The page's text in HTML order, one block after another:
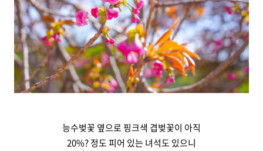
능수벚꽃 옆으로 핑크색 겹벚꽃이 아직
20%? 정도 피어 있는 녀석도 있으니